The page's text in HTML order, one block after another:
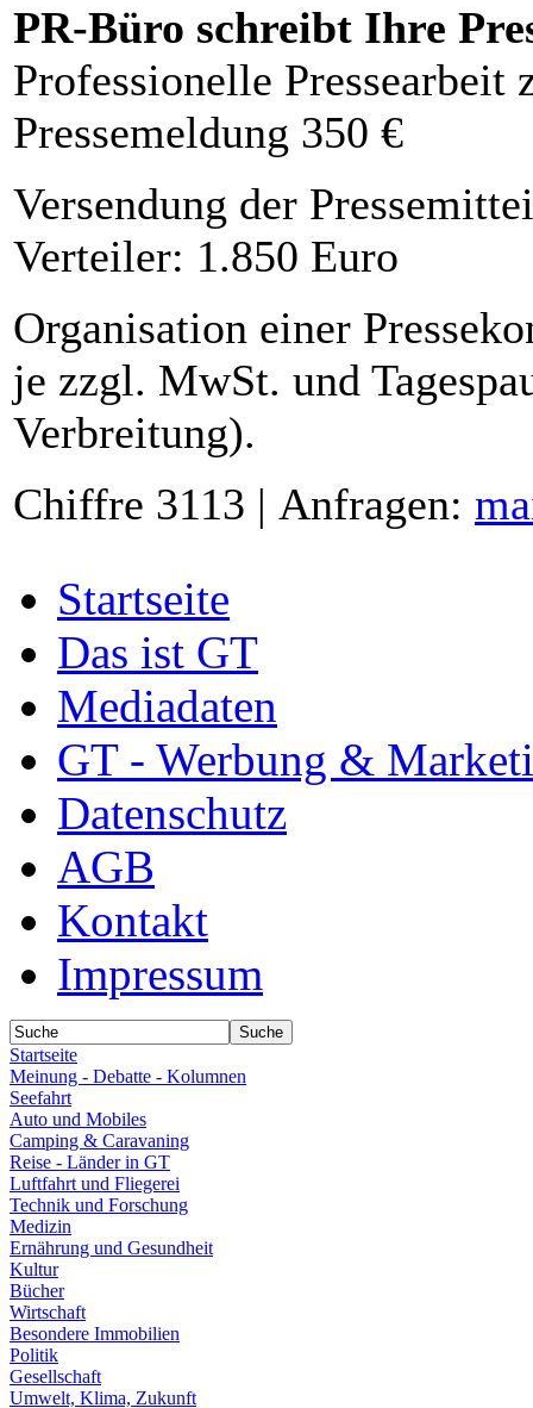
PR-Büro schreibt Ihre
Professionelle Pressearbeit
Pressemeldung 350 €
Versendung der
Verteiler: 1.850 Euro
Organisation einer
je zzgl. MwSt. und
Verbreitung).
Chiffre 3113 | Anfragen:
Startseite
Das ist GT
Mediadaten
GT - Werbung &
Datenschutz
AGB
Kontakt
Impressum
Startseite
Meinung - Debatte - Kolumnen
Seefahrt
Auto und Mobiles
Camping & Caravaning
Reise - Länder in GT
Luftfahrt und Fliegerei
Technik und Forschung
Medizin
Ernährung und Gesundheit
Kultur
Bücher
Wirtschaft
Besondere Immobilien
Politik
Gesellschaft
Umwelt, Klima, Zukunft